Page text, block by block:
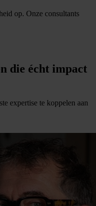
op. Onze consultants
die écht impact
expertise te koppelen aan